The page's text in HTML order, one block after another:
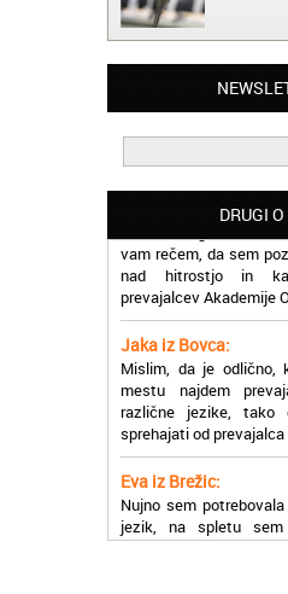
DRUGI
Matjaž iz Ajdovščine:
Lahko pohvalim vse
Oxford, ker so
prevajalske storitve
Potrebovala
madžarskega v
vam rečem, da sem
nad hitrostjo in
prevajalcev Akademije
Jaka iz Bovca:
Mislim, da je odlično,
mestu najdem
različne jezike,
sprehajati od prevajalca
Eva iz Brežic:
jezik, na spletu sem
poklicala in v roku
elektronski pošti